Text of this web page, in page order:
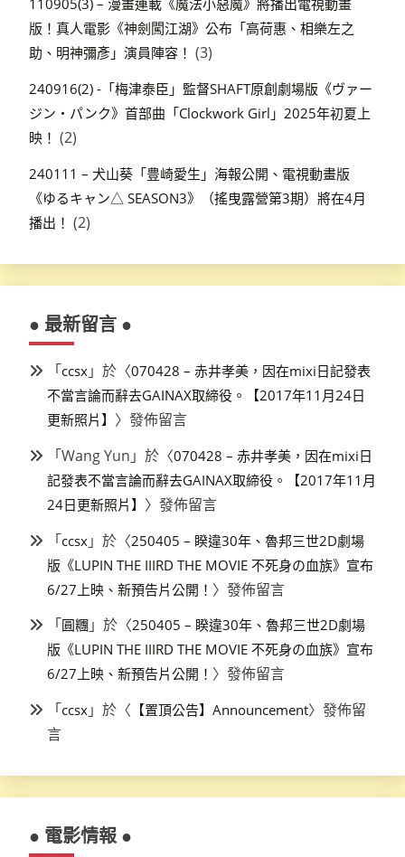
110905(3) – 漫畫連載《魔法小惡魔》將播出電視動畫
版！真人電影《神劍闖江湖》公布「高荷惠、相樂左之
助、明神彌彥」演員陣容！ (3)
240916(2) -「梅津泰臣」監督SHAFT原創劇場版《ヴァー
ジン・パンク》首部曲「Clockwork Girl」2025年初夏上
映！ (2)
240111 – 犬山葵「豊崎愛生」海報公開、電視動畫版
《ゆるキャン△ SEASON3》（搖曳露營第3期）將在4月
播出！ (2)
● 最新留言 ●
「ccsx 」於〈070428 – 赤井孝美，因在mixi日記發表
不當言論而辭去GAINAX取締役。【2017年11月24日
更新照片】 〉發佈留言
「Wang Yun 」於〈070428 – 赤井孝美，因在mixi日
記發表不當言論而辭去GAINAX取締役。【2017年11月
24日更新照片】 〉發佈留言
「ccsx 」於〈250405 – 睽違30年、魯邦三世2D劇場
版《LUPIN THE IIIRD THE MOVIE 不死身の血族》宣布
6/27上映、新預告片公開！ 〉發佈留言
「圓糰 」於〈250405 – 睽違30年、魯邦三世2D劇場
版《LUPIN THE IIIRD THE MOVIE 不死身の血族》宣布
6/27上映、新預告片公開！ 〉發佈留言
「ccsx 」於〈 【置頂公告】Announcement〉發佈留
言
● 電影情報 ●